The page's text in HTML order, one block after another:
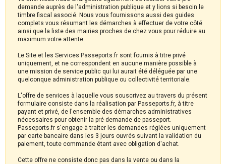
demande auprès de l'administration publique et y lions si besoin le
timbre fiscal associé. Nous vous fournissons aussi des guides
complets vous résumant les démarches à effectuer de votre côté
ainsi que la liste des mairies proches de chez vous pour réduire au
maximum votre attente.
Le Site et les Services Passeports.fr sont fournis à titre privé
uniquement, et ne correspondent en aucune manière possible à
une mission de service public qui lui aurait été déléguée par une
quelconque administration publique ou collectivité territoriale.
L'offre de services à laquelle vous souscrivez au travers du présent
formulaire consiste dans la réalisation par Passeports.fr, à titre
payant et privé, de l'ensemble des démarches administratives
nécessaires pour obtenir la pré-demande de passeport.
Passeports.fr s'engage à traiter les demandes réglées uniquement
par carte bancaire dans les 3 jours ouvrés suivant la validation du
paiement, toute commande étant avec obligation d'achat.
Cette offre ne consiste donc pas dans la vente ou dans la